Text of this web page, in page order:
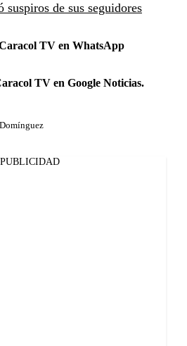
de sus seguidores
TV en WhatsApp
TV en Google Noticias.
PUBLICIDAD